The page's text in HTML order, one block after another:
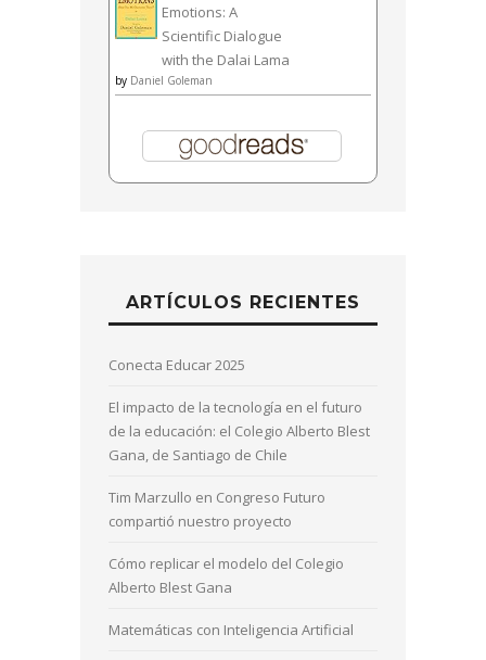
Emotions: A
Scientific Dialogue
with the Dalai Lama
by Daniel Goleman
ARTÍCULOS RECIENTES
Conecta Educar 2025
El impacto de la tecnología en el futuro
de la educación: el Colegio Alberto Blest
Gana, de Santiago de Chile
Tim Marzullo en Congreso Futuro
compartió nuestro proyecto
Cómo replicar el modelo del Colegio
Alberto Blest Gana
Matemáticas con Inteligencia Artificial